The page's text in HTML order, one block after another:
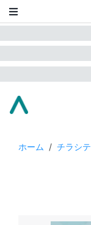
ホーム / チラシ